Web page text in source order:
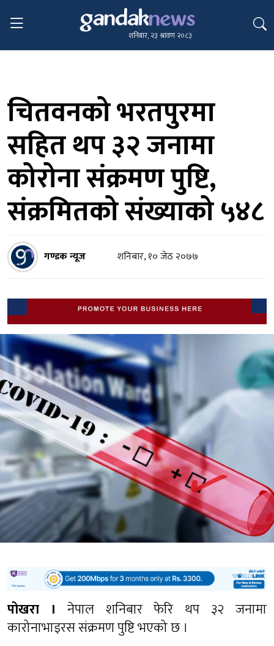
शनिबार, २३ श्रावण २०८३
चितवनको भरतपुरमा
सहित थप ३२ जनामा
कोरोना संक्रमण पुष्टि,
संक्रमितको संख्याको ५४८
गण्डक न्यूज शनिबार, १० जेठ २०७७
पोखरा । नेपाल शनिबार फेरि थप ३२ जनामा
कारोनाभाइरस संक्रमण पुष्टि भएको छ ।